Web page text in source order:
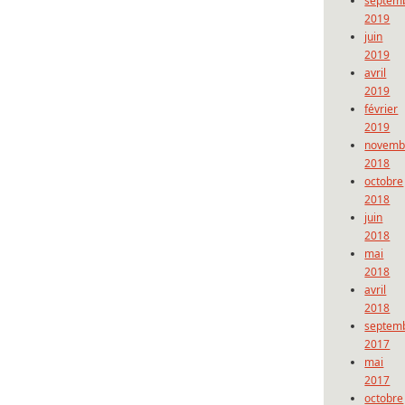
2019
juin
2019
avril
2019
février
2019
2018
octobre
2018
juin
2018
mai
2018
avril
2018
2017
mai
2017
octobre